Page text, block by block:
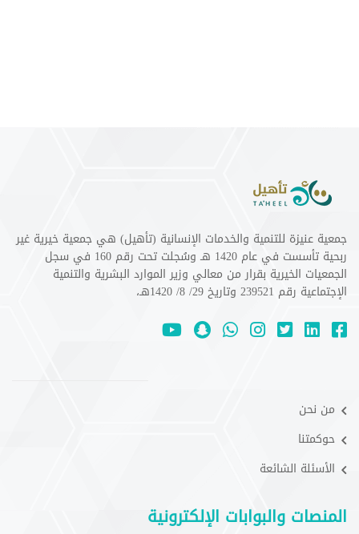
جمعية عنيزة للتنمية والخدمات الإنسانية (تأهيل) هي جمعية خيرية غير
ربحية تأسست في عام 1420 هـ وسُجلت تحت رقم 160 في سجل
الجمعيات الخيرية بقرار من معالي وزير الموارد البشرية والتنمية
الإجتماعية رقم 239521 وتاريخ 29/ 8/ 1420هـ،
من نحن
حوكمتنا
الأسئلة الشائعة
المنصات والبوابات الإلكترونية